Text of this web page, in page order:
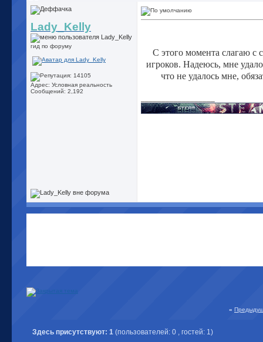
Lady_Kelly
гид по форуму
Адрес: Условная реальность
Сообщений: 2,192
С этого момента слагаю с
игроков. Надеюсь, мне
что не удалось мне,
«
Здесь присутствуют: 1 (пользователей: 0 , гостей: 1)